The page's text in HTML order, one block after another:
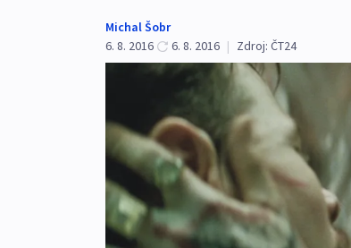
Michal Šobr
6. 8. 2016
6. 8. 2016 | Zdroj: ČT24